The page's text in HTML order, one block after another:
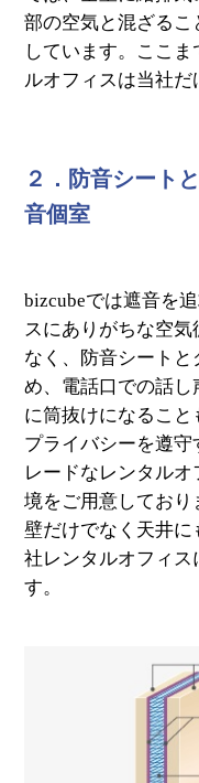
部の空気と混ざる
しています。ここ
ルオフィスは当社だ
２．防音シート
音個室
bizcubeでは遮音を
スにありがちな空
なく、防音シート
め、電話口での話
に筒抜けになること
プライバシーを遵
レードなレンタル
境をご用意しており
壁だけでなく天井
社レンタルオフィス
す。